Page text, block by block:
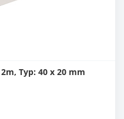
Typ: 40 x 20 mm